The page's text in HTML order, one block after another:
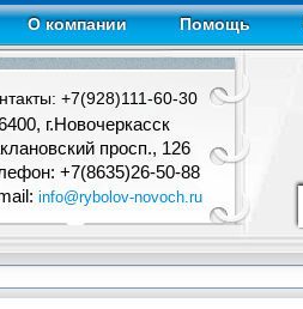
О компании Помощь
+7(928)111-60-30
г.Новочеркасск
просп., 126
+7(8635)26-50-88
info@rybolov-novoch.ru